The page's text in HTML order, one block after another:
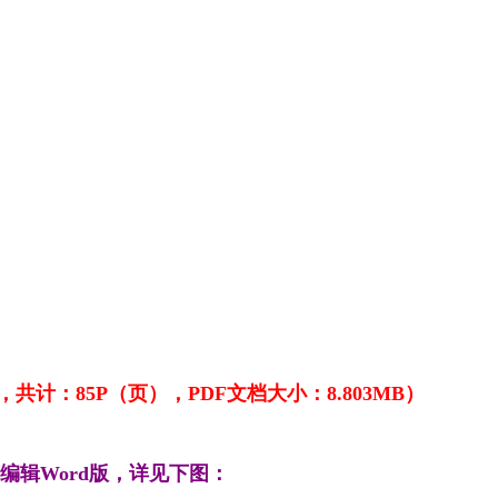
共计：85P（页），PDF文档大小：8.803MB）
辑Word版，详见下图：